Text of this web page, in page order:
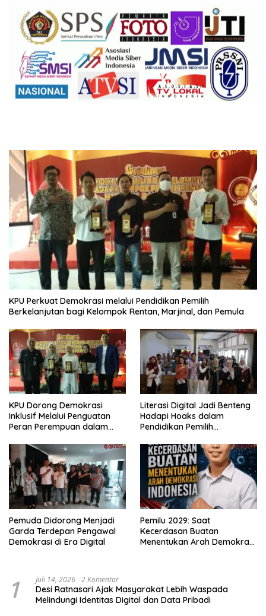
KPU Perkuat Demokrasi melalui Pendidikan Pemilih
Berkelanjutan bagi Kelompok Rentan, Marjinal, dan Pemula
KPU Dorong Demokrasi
Inklusif Melalui Penguatan
Peran Perempuan dalam
Literasi Digital Jadi Benteng
Hadapi Hoaks dalam
Pendidikan Pemilih
Pemuda Didorong Menjadi
Garda Terdepan Pengawal
Demokrasi di Era Digital
Pemilu 2029: Saat
Kecerdasan Buatan
Menentukan Arah Demokrasi
1 Juli 14, 2026 2 Komentar
Desi Ratnasari Ajak Masyarakat Lebih Waspada
Melindungi Identitas Digital dan Data Pribadi